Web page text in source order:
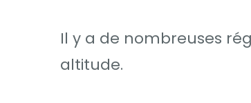
Il y a de nombreuses
altitude.